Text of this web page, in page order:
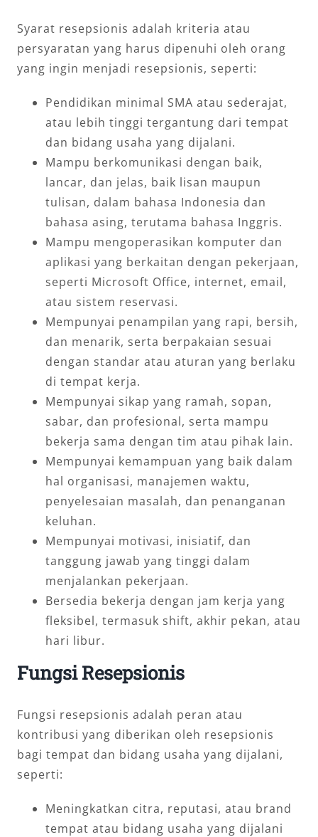
Syarat resepsionis adalah kriteria atau
persyaratan yang harus dipenuhi oleh orang
yang ingin menjadi resepsionis, seperti:
Pendidikan minimal SMA atau sederajat,
atau lebih tinggi tergantung dari tempat
dan bidang usaha yang dijalani.
Mampu berkomunikasi dengan baik,
lancar, dan jelas, baik lisan maupun
tulisan, dalam bahasa Indonesia dan
bahasa asing, terutama bahasa Inggris.
Mampu mengoperasikan komputer dan
aplikasi yang berkaitan dengan pekerjaan,
seperti Microsoft Office, internet, email,
atau sistem reservasi.
Mempunyai penampilan yang rapi, bersih,
dan menarik, serta berpakaian sesuai
dengan standar atau aturan yang berlaku
di tempat kerja.
Mempunyai sikap yang ramah, sopan,
sabar, dan profesional, serta mampu
bekerja sama dengan tim atau pihak lain.
Mempunyai kemampuan yang baik dalam
hal organisasi, manajemen waktu,
penyelesaian masalah, dan penanganan
keluhan.
Mempunyai motivasi, inisiatif, dan
tanggung jawab yang tinggi dalam
menjalankan pekerjaan.
Bersedia bekerja dengan jam kerja yang
fleksibel, termasuk shift, akhir pekan, atau
hari libur.
Fungsi Resepsionis
Fungsi resepsionis adalah peran atau
kontribusi yang diberikan oleh resepsionis
bagi tempat dan bidang usaha yang dijalani,
seperti:
Meningkatkan citra, reputasi, atau brand
tempat atau bidang usaha yang dijalani